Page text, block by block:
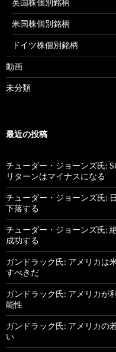
英国株個別銘柄
米国株個別銘柄
ドイツ株個別銘柄
動画
未分類
最近の投稿
チューダー・ジョーンズ氏:
リターンはマイナスになる
チューダー・ジョーンズ氏:
下落する
チューダー・ジョーンズ氏:
成功する
ガンドラック氏: アメリカは
すべきだ
ガンドラック氏: アメリカが
能性
ガンドラック氏: アメリカの
い